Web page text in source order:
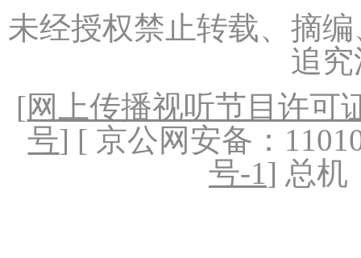
未经授权禁止转载、摘
追
[网上传播视听节目许可
号] [ 京公网安备：
号-1] 总机